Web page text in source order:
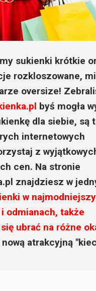
sukienki krótkie
rozkloszowane,
oversize!
byś mogła
dla siebie, są
internetowych
z
cen. Na stronie
znajdziesz w
w
odmianach, także
ubrać na różne
atrakcyjną